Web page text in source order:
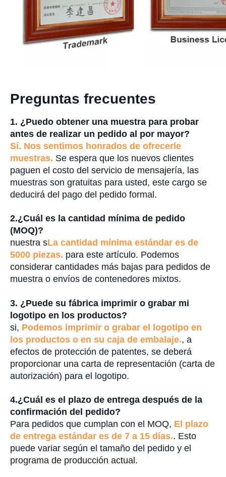
Preguntas frecuentes
1. ¿Puedo obtener una muestra para probar
antes de realizar un pedido al por mayor?
Sí. Nos sentimos honrados de ofrecerle
muestras. Se espera que los nuevos clientes
paguen el costo del servicio de mensajería, las
muestras son gratuitas para usted, este cargo se
deducirá del pago del pedido formal.
2.¿Cuál es la cantidad mínima de pedido
(MOQ)?
nuestra sLa cantidad mínima estándar es de
5000 piezas. para este artículo. Podemos
considerar cantidades más bajas para pedidos de
muestra o envíos de contenedores mixtos.
3. ¿Puede su fábrica imprimir o grabar mi
logotipo en los productos?
si, Podemos imprimir o grabar el logotipo en
los productos o en su caja de embalaje., a
efectos de protección de patentes, se deberá
proporcionar una carta de representación (carta de
autorización) para el logotipo.
4.¿Cuál es el plazo de entrega después de la
confirmación del pedido?
Para pedidos que cumplan con el MOQ, El plazo
de entrega estándar es de 7 a 15 días.. Esto
puede variar según el tamaño del pedido y el
programa de producción actual.